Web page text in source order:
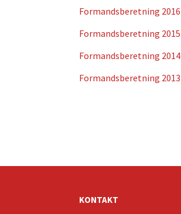
Formandsberetning 2016
Formandsberetning 2015
Formandsberetning 2014
Formandsberetning 2013
KONTAKT